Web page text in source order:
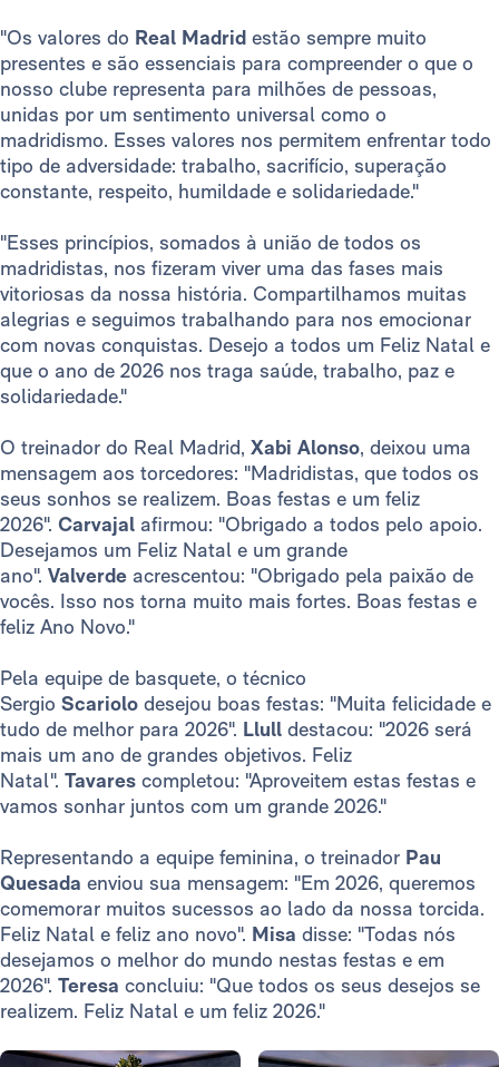
"Os valores do Real Madrid estão sempre muito
presentes e são essenciais para compreender o que o
nosso clube representa para milhões de pessoas,
unidas por um sentimento universal como o
madridismo. Esses valores nos permitem enfrentar todo
tipo de adversidade: trabalho, sacrifício, superação
constante, respeito, humildade e solidariedade."
"Esses princípios, somados à união de todos os
madridistas, nos fizeram viver uma das fases mais
vitoriosas da nossa história. Compartilhamos muitas
alegrias e seguimos trabalhando para nos emocionar
com novas conquistas. Desejo a todos um Feliz Natal e
que o ano de 2026 nos traga saúde, trabalho, paz e
solidariedade."
O treinador do Real Madrid, Xabi Alonso, deixou uma
mensagem aos torcedores: "Madridistas, que todos os
seus sonhos se realizem. Boas festas e um feliz
2026". Carvajal afirmou: "Obrigado a todos pelo apoio.
Desejamos um Feliz Natal e um grande
ano". Valverde acrescentou: "Obrigado pela paixão de
vocês. Isso nos torna muito mais fortes. Boas festas e
feliz Ano Novo."
Pela equipe de basquete, o técnico
Sergio Scariolo desejou boas festas: "Muita felicidade e
tudo de melhor para 2026". Llull destacou: "2026 será
mais um ano de grandes objetivos. Feliz
Natal". Tavares completou: "Aproveitem estas festas e
vamos sonhar juntos com um grande 2026."
Representando a equipe feminina, o treinador Pau
Quesada enviou sua mensagem: "Em 2026, queremos
comemorar muitos sucessos ao lado da nossa torcida.
Feliz Natal e feliz ano novo". Misa disse: "Todas nós
desejamos o melhor do mundo nestas festas e em
2026". Teresa concluiu: "Que todos os seus desejos se
realizem. Feliz Natal e um feliz 2026."